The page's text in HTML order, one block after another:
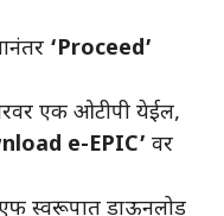
‘Proceed’
एक ओटीपी येईल,
e-EPIC’ वर
स्वरूपात डाऊनलोड